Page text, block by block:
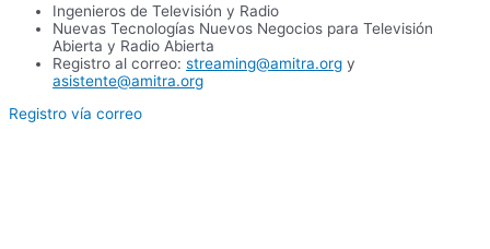
Ingenieros de Televisión y Radio
Nuevas Tecnologías Nuevos Negocios para Televisión
Abierta y Radio Abierta
Registro al correo: streaming@amitra.org y
asistente@amitra.org
Registro vía correo